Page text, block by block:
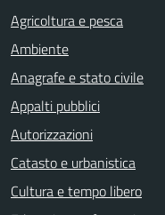
Agricoltura e pesca
Ambiente
Anagrafe e stato civile
Appalti pubblici
Autorizzazioni
Catasto e urbanistica
Cultura e tempo libero